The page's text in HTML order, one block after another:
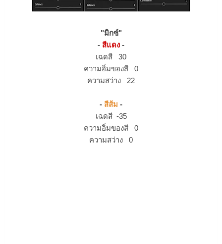
"มิกซ์"
- สีแดง -
เฉดสี 30
ความอิ่มของสี 0
ความสว่าง 22
- สีส้ม -
เฉดสี -35
ความอิ่มของสี 0
ความสว่าง 0